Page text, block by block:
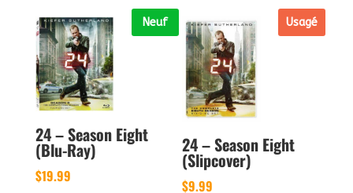
Neuf
24 – Season Eight
(Blu-Ray)
$19.99
Usagé
24 – Season Eight
(Slipcover)
$9.99